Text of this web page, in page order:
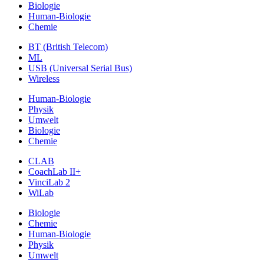
Biologie
Human-Biologie
Chemie
BT (British Telecom)
ML
USB (Universal Serial Bus)
Wireless
Human-Biologie
Physik
Umwelt
Biologie
Chemie
CLAB
CoachLab II+
VinciLab 2
WiLab
Biologie
Chemie
Human-Biologie
Physik
Umwelt